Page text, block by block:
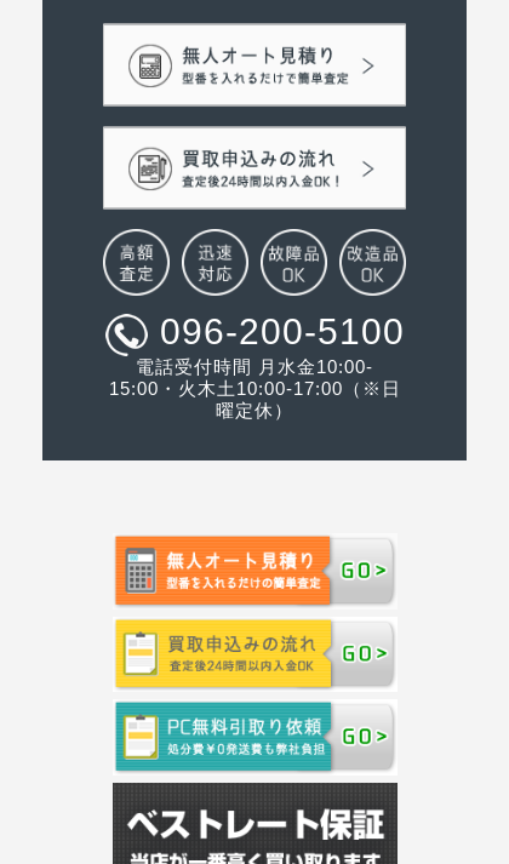
096-200-5100
電話受付時間 月水金10:00-
15:00・火木土10:00-17:00（※日
曜定休）